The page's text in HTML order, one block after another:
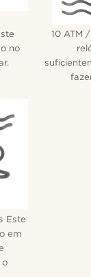
no
10 ATM
Este
em
o